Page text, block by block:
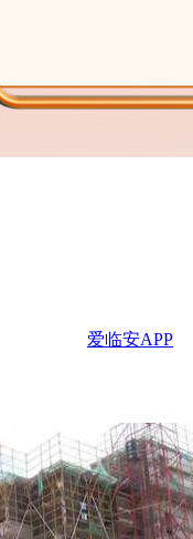
爱临安APP